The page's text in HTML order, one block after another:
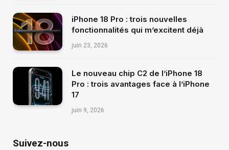
iPhone 18 Pro : trois nouvelles
fonctionnalités qui m’excitent déjà
juin 23, 2026
Le nouveau chip C2 de l’iPhone 18
Pro : trois avantages face à l’iPhone
17
juin 9, 2026
Suivez-nous